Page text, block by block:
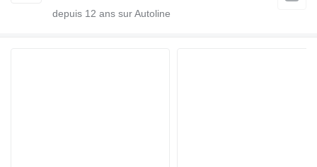
depuis 12 ans sur Autoline